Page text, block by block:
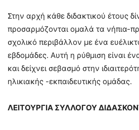
Στην αρχή κάθε διδακτικού έτους
προσαρμόζονται ομαλά τα νήπια-
σχολικό περιβάλλον με ένα
εβδομάδες. Αυτή η ρύθμιση είναι
και δείχνει σεβασμό στην
ηλικιακής -εκπαιδευτικής ομάδας.
ΛΕΙΤΟΥΡΓΙΑ ΣΥΛΛΟΓΟΥ